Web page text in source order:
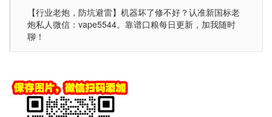
【行业老炮，防坑避雷】机器坏了修不好？认准新国标老
炮私人微信：vape5544。靠谱口粮每日更新，加我随时
聊！